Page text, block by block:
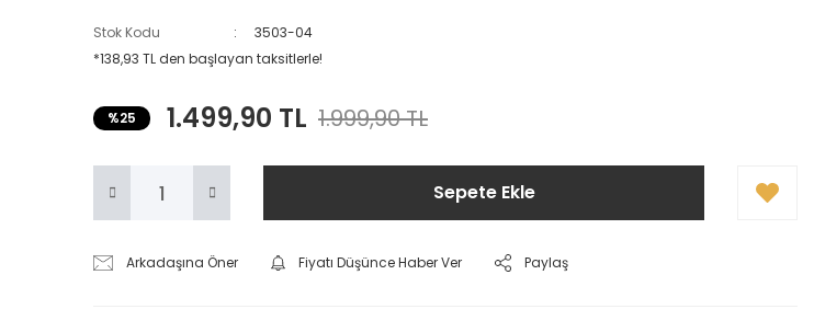
Stok Kodu
3503-04
*138,93 TL den başlayan taksitlerle!
%25 1.499,90 TL 1.999,90 TL
Sepete Ekle
Arkadaşına Öner Fiyatı Düşünce Haber Ver Paylaş